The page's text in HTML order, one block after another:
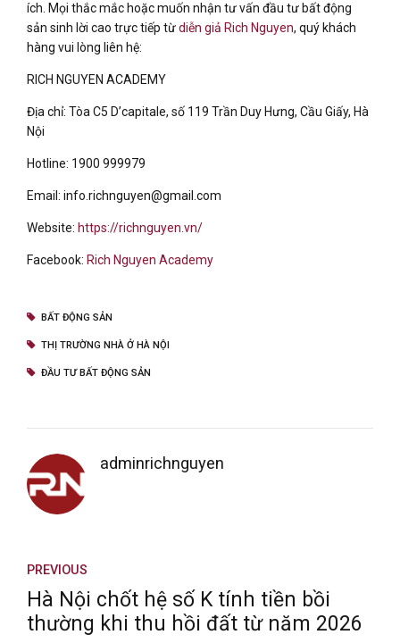
ích. Mọi thắc mắc hoặc muốn nhận tư vấn đầu tư bất động
sản sinh lời cao trực tiếp từdiễn giả Rich Nguyen, quý khách
hàng vui lòng liên hệ:
RICH NGUYEN ACADEMY
Địa chỉ: Tòa C5 D’capitale, số 119 Trần Duy Hưng, Cầu Giấy, Hà
Nội
Hotline: 1900 999979
Email: info.richnguyen@gmail.com
Website: https://richnguyen.vn/
Facebook: Rich Nguyen Academy
BẤT ĐỘNG SẢN
THỊ TRƯỜNG NHÀ Ở HÀ NỘI
ĐẦU TƯ BẤT ĐỘNG SẢN
adminrichnguyen
PREVIOUS
Hà Nội chốt hệ số K tính tiền bồi
thường khi thu hồi đất từ năm 2026